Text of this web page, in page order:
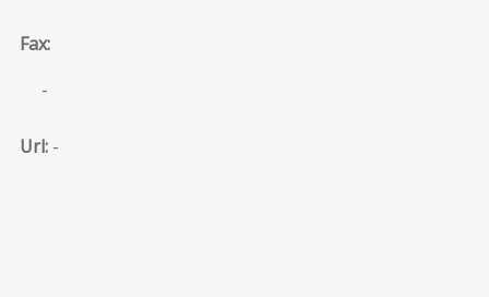
Fax:
-
Url:-